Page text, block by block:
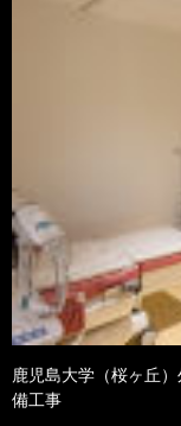
鹿児島大学（桜ヶ丘
備工事